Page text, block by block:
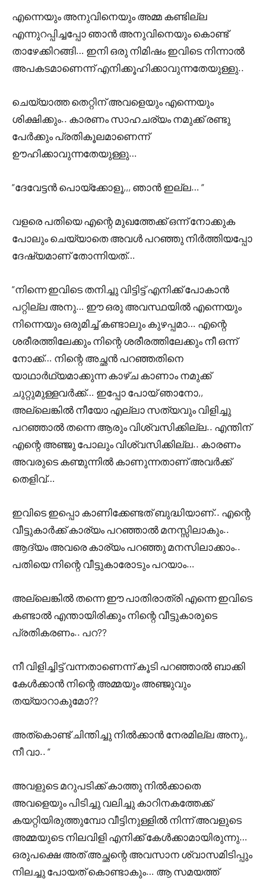
എന്നെയും അനുവിനെയും അമ്മ കണ്ടില്ല
എന്നുറപ്പിച്ചപ്പോ ഞാൻ അനുവിനെയും കൊണ്ട്
താഴേക്കിറങ്ങി… ഇനി ഒരു നിമിഷം ഇവിടെ നിന്നാൽ
അപകടമാണെന്ന് എനിക്കൂഹിക്കാവുന്നതേയുള്ളു..
ചെയ്യാത്ത തെറ്റിന് അവളെയും എന്നെയും
ശിക്ഷിക്കും.. കാരണം സാഹചര്യം നമുക്ക് രണ്ടു
പേർക്കും പ്രതികൂലമാണെന്ന്
ഊഹിക്കാവുന്നതേയുള്ളു…
“ദേവേട്ടൻ പൊയ്ക്കോളൂ,,, ഞാൻ ഇല്ല… “
വളരെ പതിയെ എന്റെ മുഖത്തേക്ക് ഒന്ന് നോക്കുക
പോലും ചെയ്യാതെ അവൾ പറഞ്ഞു നിർത്തിയപ്പോ
ദേഷ്യമാണ് തോന്നിയത്…
“നിന്നെ ഇവിടെ തനിച്ചു വിട്ടിട്ട് എനിക്ക് പോകാൻ
പറ്റില്ല അനു… ഈ ഒരു അവസ്ഥയിൽ എന്നെയും
നിന്നെയും ഒരുമിച്ച് കണ്ടാലും കുഴപ്പമാ… എന്റെ
ശരീരത്തിലേക്കും നിന്റെ ശരീരത്തിലേക്കും നീ ഒന്ന്
നോക്ക്… നിന്റെ അച്ഛൻ പറഞ്ഞതിനെ
യാഥാർഥ്യമാക്കുന്ന കാഴ്ച കാണാം നമുക്ക്
ചുറ്റുമുള്ളവർക്ക്… ഇപ്പോ പോയ്‌ ഞാനോ,,
അല്ലെങ്കിൽ നീയോ എല്ലാ സത്യവും വിളിച്ചു
പറഞ്ഞാൽ തന്നെ ആരും വിശ്വസിക്കില്ല.. എന്തിന്
എന്റെ അഞ്ജു പോലും വിശ്വസിക്കില്ല.. കാരണം
അവരുടെ കണ്മുന്നിൽ കാണുന്നതാണ് അവർക്ക്
തെളിവ്…
ഇവിടെ ഇപ്പൊ കാണിക്കേണ്ടത് ബുദ്ധിയാണ്.. എന്റെ
വീട്ടുകാർക്ക് കാര്യം പറഞ്ഞാൽ മനസ്സിലാകും..
ആദ്യം അവരെ കാര്യം പറഞ്ഞു മനസിലാക്കാം..
പതിയെ നിന്റെ വീട്ടുകാരോടും പറയാം…
അല്ലെങ്കിൽ തന്നെ ഈ പാതിരാത്രി എന്നെ ഇവിടെ
കണ്ടാൽ എന്തായിരിക്കും നിന്റെ വീട്ടുകാരുടെ
പ്രതികരണം.. പറ??
നീ വിളിച്ചിട്ട് വന്നതാണെന്ന് കൂടി പറഞ്ഞാൽ ബാക്കി
കേൾക്കാൻ നിന്റെ അമ്മയും അഞ്ജുവും
തയ്യാറാകുമോ??
അത്കൊണ്ട് ചിന്തിച്ചു നിൽക്കാൻ നേരമില്ല അനു,,
നീ വാ.. “
അവളുടെ മറുപടിക്ക് കാത്തു നിൽക്കാതെ
അവളെയും പിടിച്ചു വലിച്ചു കാറിനകത്തേക്ക്
കയറ്റിയിരുത്തുമ്പോ വീട്ടിനുള്ളിൽ നിന്ന് അവളുടെ
അമ്മയുടെ നിലവിളി എനിക്ക് കേൾക്കാമായിരുന്നു…
ഒരുപക്ഷെ അത് അച്ഛന്റെ അവസാന ശ്വാസമിടിപ്പും
നിലച്ചു പോയത് കൊണ്ടാകും… ആ സമയത്ത്